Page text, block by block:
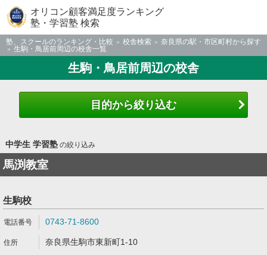
オリコン顧客満足度ランキング
塾・学習塾 検索
塾、スクールのランキング・比較 校舎検索
奈良県の駅・市区町村から探す
生駒・鳥居前周辺の校舎一覧
生駒・鳥居前周辺の校舎
目的から絞り込む
中学生 学習塾の絞り込み
馬渕教室
生駒校
0743-71-8600
奈良県生駒市東新町1-10